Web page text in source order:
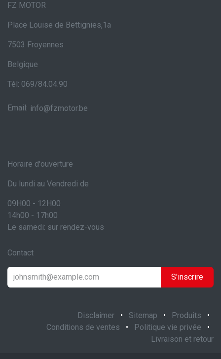
FZ MOTOR
Place Louise de Bettignies,1a
7503 Froyennes
Belgique
Tél: 069/84.04.90
Email: info@fzmotor.be
Horaire d'ouverture
Du lundi au Vendredi de
09H00 - 12H00
14h00 - 17h00
Le samedi: sur rendez-vous
Contact
S'inscrire
Disclaimer • Sitemap • Produits
•
Conditions de ventes
• Politique vie privée
•
Livraison et retour